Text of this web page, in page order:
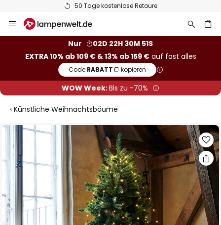
50 Tage kostenlose Retoure
Inhalt
Nur
02D 22H 30M 51S
EXTRA 10% ab 109 € & 13% ab 159 €auf fast alles
Code:RABATT kopieren
WOW Week:Bis zu -70%
Künstliche Weihnachtsbäume
Zum
Ende
der
Bildgalerie
springen